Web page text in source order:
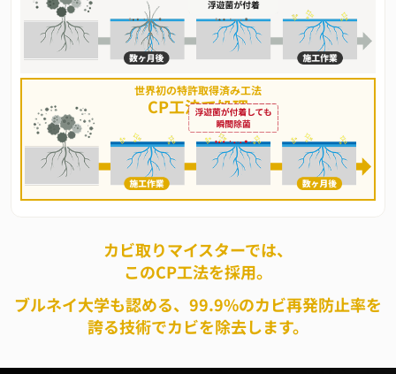
世界初の特許取得済み工法
CP工法で処理
カビ取りマイスターでは、
このCP工法を採用。
ブルネイ大学も認める、99.9%のカビ再発防止率を
誇る技術でカビを除去します。